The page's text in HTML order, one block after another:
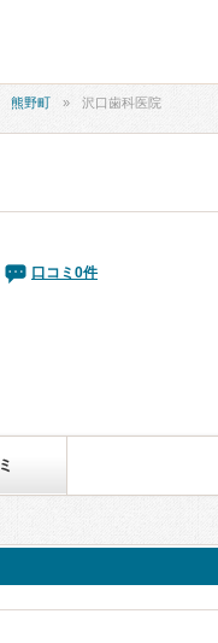
熊野町 沢口歯科医院
口コミ 0件